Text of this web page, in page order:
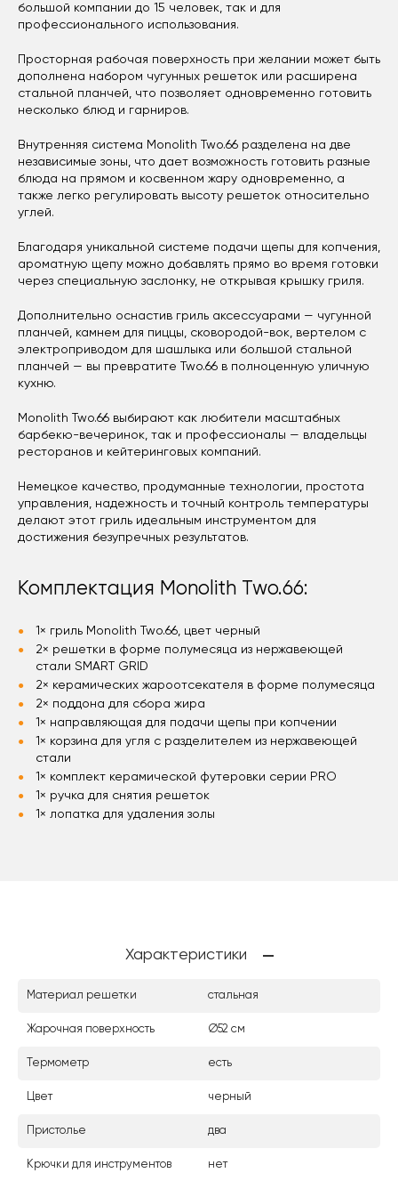
большой компании до 15 человек, так и для
профессионального использования.
Просторная рабочая поверхность при желании может быть
дополнена набором чугунных решеток или расширена
стальной планчей, что позволяет одновременно готовить
несколько блюд и гарниров.
Внутренняя система Monolith Two.66 разделена на две
независимые зоны, что дает возможность готовить разные
блюда на прямом и косвенном жару одновременно, а
также легко регулировать высоту решеток относительно
углей.
Благодаря уникальной системе подачи щепы для копчения,
ароматную щепу можно добавлять прямо во время готовки
через специальную заслонку, не открывая крышку гриля.
Дополнительно оснастив гриль аксессуарами — чугунной
планчей, камнем для пиццы, сковородой-вок, вертелом с
электроприводом для шашлыка или большой стальной
планчей — вы превратите Two.66 в полноценную уличную
кухню.
Monolith Two.66 выбирают как любители масштабных
барбекю-вечеринок, так и профессионалы — владельцы
ресторанов и кейтеринговых компаний.
Немецкое качество, продуманные технологии, простота
управления, надежность и точный контроль температуры
делают этот гриль идеальным инструментом для
достижения безупречных результатов.
Комплектация Monolith Two.66:
1× гриль Monolith Two.66, цвет черный
2× решетки в форме полумесяца из нержавеющей
стали SMART GRID
2× керамических жароотсекателя в форме полумесяца
2× поддона для сбора жира
1× направляющая для подачи щепы при копчении
1× корзина для угля с разделителем из нержавеющей
стали
1× комплект керамической футеровки серии PRO
1× ручка для снятия решеток
1× лопатка для удаления золы
Характеристики
Материал решетки стальная
Жарочная поверхность Ø52 см
Термометр есть
Цвет черный
Пристолье два
Крючки для инструментов нет